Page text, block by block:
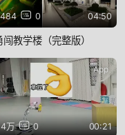
0 04:50
教学楼（完整版）
万 0 00:21
App